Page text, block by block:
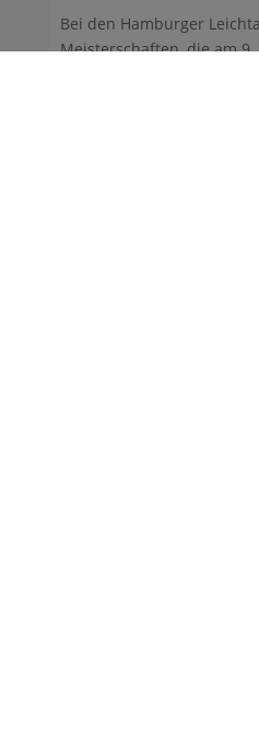
Bei den Hamburger
Meisterschaften, die am